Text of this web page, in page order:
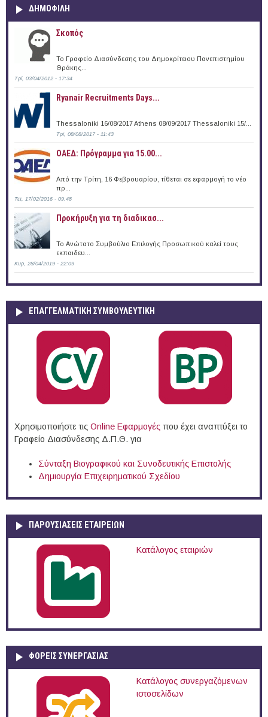
ΔΗΜΟΦΙΛΗ
Σκοπός
Το Γραφείο Διασύνδεσης του Δημοκρίτειου Πανεπιστημίου
Θράκης...
Τρί, 03/04/2012 - 17:34
Ryanair Recruitments Days...
Thessaloniki 16/08/2017 Athens 08/09/2017 Thessaloniki 15/...
Τρί, 08/08/2017 - 11:43
ΟΑΕΔ: Πρόγραμμα για 15.00...
Από την Τρίτη, 16 Φεβρουαρίου, τίθεται σε εφαρμογή το νέο
πρ...
Τετ, 17/02/2016 - 09:48
Προκήρυξη για τη διαδικασ...
Το Ανώτατο Συμβούλιο Επιλογής Προσωπικού καλεί τους
εκπαιδευ...
Κυρ, 28/04/2019 - 22:09
ΕΠΑΓΓΕΛΜΑΤΙΚΉ ΣΥΜΒΟΥΛΕΥΤΙΚΉ
Χρησιμοποιήστε τις Online Eφαρμογές που έχει αναπτύξει το
Γραφείο Διασύνδεσης Δ.Π.Θ. για
Σύνταξη Βιογραφικού και Συνοδευτικής Επιστολής
Δημιουργία Επιχειρηματικού Σχεδίου
ΠΑΡΟΥΣΙΆΣΕΙΣ ΕΤΑΙΡΕΙΏΝ
Κατάλογος εταιριών
ΦΟΡΕΙΣ ΣΥΝΕΡΓΑΣΙΑΣ
Κατάλογος συνεργαζόμενων
ιστοσελίδων